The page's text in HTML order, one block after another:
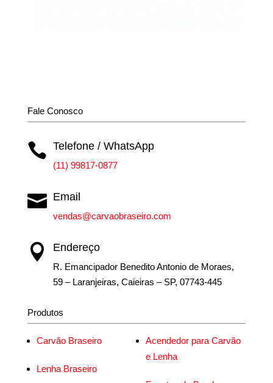
Fale Conosco
 Telefone / WhatsApp
(11) 99817-0877
 Email
vendas@carvaobraseiro.com
 Endereço
R. Emancipador Benedito Antonio de Moraes,
59 – Laranjeiras, Caieiras – SP, 07743-445
Produtos
Carvão Braseiro
Lenha Braseiro
Acendedor para Carvão
e Lenha